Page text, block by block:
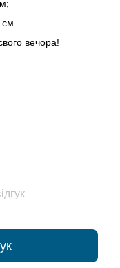
вечора!